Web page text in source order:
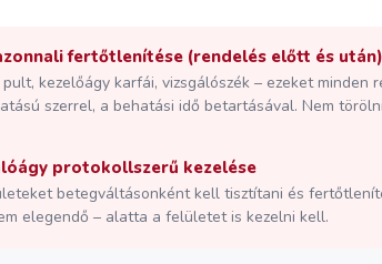
fertőtlenítése (rendelés előtt és után)
kezelőágy karfái, vizsgálószék – ezeket minden
szerrel, a behatási idő betartásával. Nem
protokollszerű kezelése
betegváltásonként kell tisztítani és
elegendő – alatta a felületet is kezelni kell.